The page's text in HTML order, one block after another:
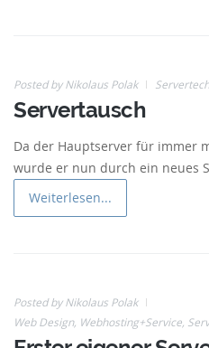
06
Posted byNikolaus Polak
Servertausch
Da der Hauptserver für immer
wurde er nun durch ein neues
Weiterlesen...
28
Posted byNikolaus Polak
Web Design, Webhosting+Service